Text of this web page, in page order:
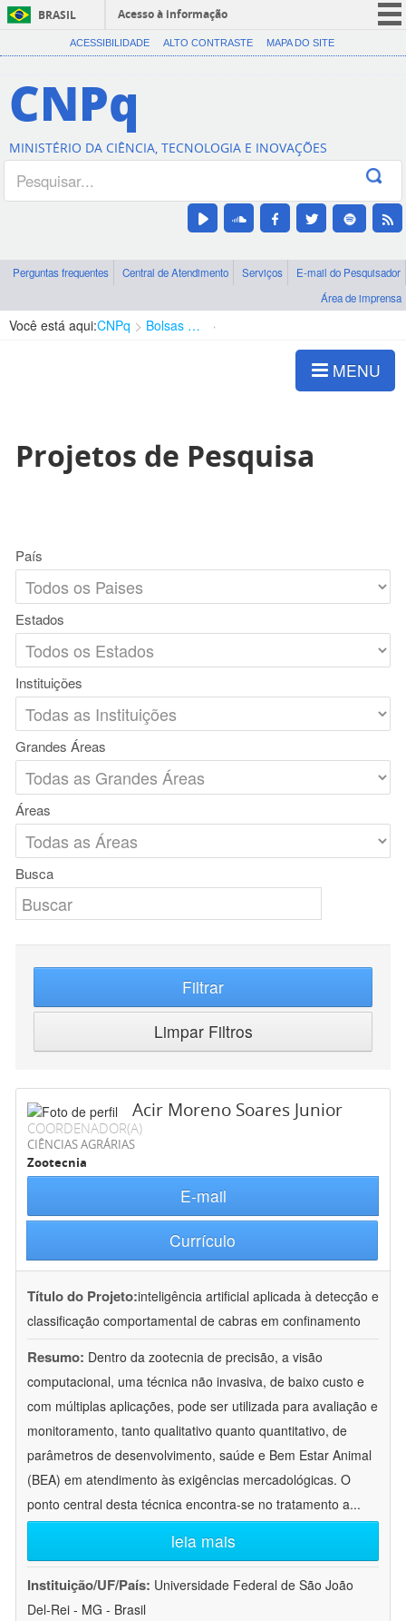
BRASIL
Acesso à informação
CORONAVÍRUS (COVID-19)
Canais
ACESSIBILIDADE ALTO CONTRASTE MAPA DO SITE
CNPq
MINISTÉRIO DA CIÊNCIA, TECNOLOGIA E INOVAÇÕES
Perguntas frequentes Central de Atendimento Serviços
E-mail do Pesquisador
Área de imprensa
Você está aqui:CNPq Bolsas e Auxílios Vigentes
MENU
Projetos de Pesquisa
País
Estados
Instituições
Grandes Áreas
Áreas
Busca
Filtrar
Limpar Filtros
Acir Moreno Soares Junior
COORDENADOR(A)
CIÊNCIAS AGRÁRIAS
Zootecnia
E-mail
Currículo
Título do Projeto:inteligência artificial aplicada à detecção e
classificação comportamental de cabras em confinamento
Resumo: Dentro da zootecnia de precisão, a visão
computacional, uma técnica não invasiva, de baixo custo e
com múltiplas aplicações, pode ser utilizada para avaliação e
monitoramento, tanto qualitativo quanto quantitativo, de
parâmetros de desenvolvimento, saúde e Bem Estar Animal
(BEA) em atendimento às exigências mercadológicas. O
ponto central desta técnica encontra-se no tratamento a...
leia mais
Instituição/UF/País: Universidade Federal de São João
Del-Rei - MG - Brasil